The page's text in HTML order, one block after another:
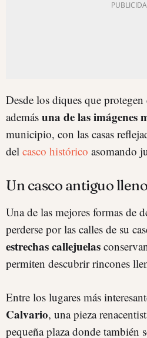
Desde los diques que
además una de las imágenes
municipio, con las casas
del casco histórico asomando
Un casco antiguo
Una de las mejores formas de
perderse por las calles de su
estrechas callejuelas
permiten descubrir rincones
Entre los lugares más
Calvario, una pieza
pequeña plaza donde también